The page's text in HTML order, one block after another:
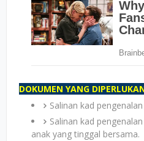
DOKUMEN YANG
Salinan kad
Salinan kad
anak yang tinggal bersama.